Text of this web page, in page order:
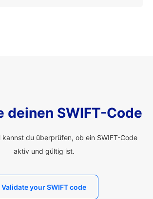
deinen SWIFT-Code
kannst du überprüfen, ob ein SWIFT-Code
aktiv und gültig ist.
Validate your SWIFT code